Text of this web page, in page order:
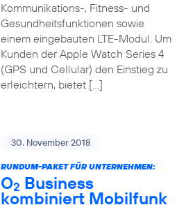
Kommunikations-, Fitness- und
Gesundheitsfunktionen sowie
einem eingebauten LTE-Modul. Um
Kunden der Apple Watch Series 4
(GPS und Cellular) den Einstieg zu
erleichtern, bietet […]
30. November 2018
RUNDUM-PAKET FÜR UNTERNEHMEN:
O2 Business
kombiniert Mobilfunk